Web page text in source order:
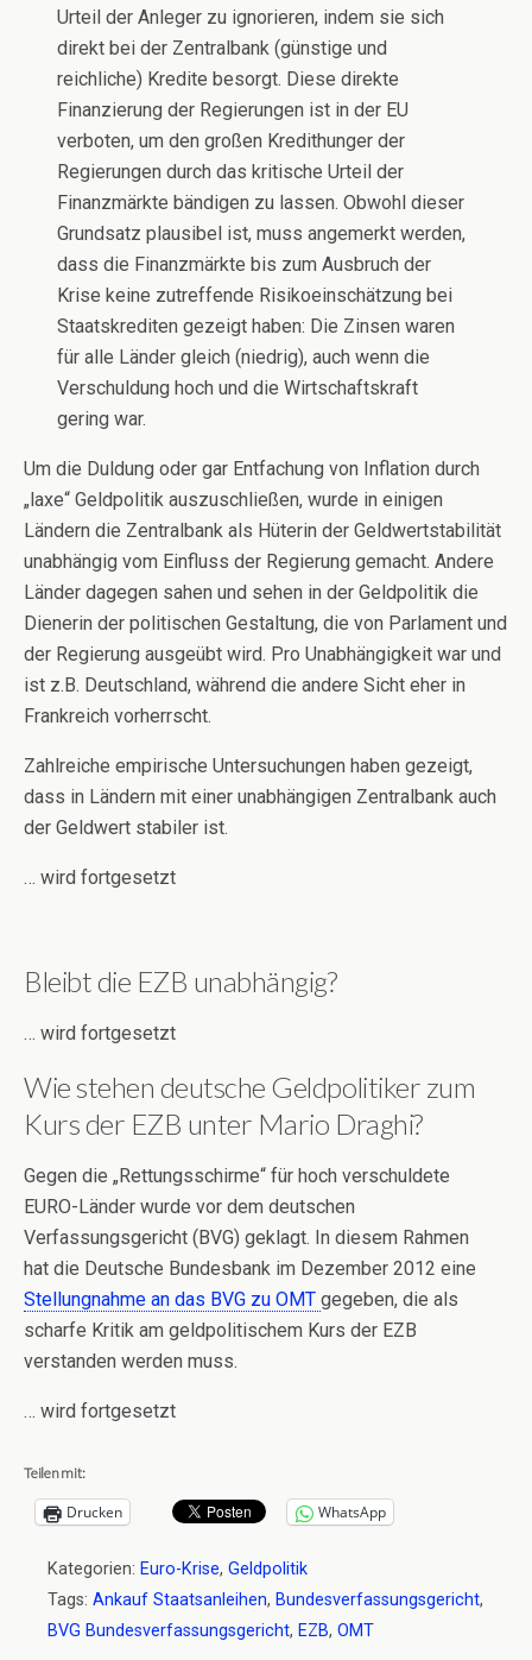
Urteil der Anleger zu ignorieren, indem sie sich
direkt bei der Zentralbank (günstige und
reichliche) Kredite besorgt. Diese direkte
Finanzierung der Regierungen ist in der EU
verboten, um den großen Kredithunger der
Regierungen durch das kritische Urteil der
Finanzmärkte bändigen zu lassen. Obwohl dieser
Grundsatz plausibel ist, muss angemerkt werden,
dass die Finanzmärkte bis zum Ausbruch der
Krise keine zutreffende Risikoeinschätzung bei
Staatskrediten gezeigt haben: Die Zinsen waren
für alle Länder gleich (niedrig), auch wenn die
Verschuldung hoch und die Wirtschaftskraft
gering war.
Um die Duldung oder gar Entfachung von Inflation durch
„laxe“ Geldpolitik auszuschließen, wurde in einigen
Ländern die Zentralbank als Hüterin der Geldwertstabilität
unabhängig vom Einfluss der Regierung gemacht. Andere
Länder dagegen sahen und sehen in der Geldpolitik die
Dienerin der politischen Gestaltung, die von Parlament und
der Regierung ausgeübt wird. Pro Unabhängigkeit war und
ist z.B. Deutschland, während die andere Sicht eher in
Frankreich vorherrscht.
Zahlreiche empirische Untersuchungen haben gezeigt,
dass in Ländern mit einer unabhängigen Zentralbank auch
der Geldwert stabiler ist.
… wird fortgesetzt
Bleibt die EZB unabhängig?
… wird fortgesetzt
Wie stehen deutsche Geldpolitiker zum
Kurs der EZB unter Mario Draghi?
Gegen die „Rettungsschirme“ für hoch verschuldete
EURO-Länder wurde vor dem deutschen
Verfassungsgericht (BVG) geklagt. In diesem Rahmen
hat die Deutsche Bundesbank im Dezember 2012 eine
Stellungnahme an das BVG zu OMT gegeben, die als
scharfe Kritik am geldpolitischem Kurs der EZB
verstanden werden muss.
… wird fortgesetzt
Teilen mit:
Drucken WhatsApp
Kategorien: Euro-Krise, Geldpolitik
Tags: Ankauf Staatsanleihen, Bundesverfassungsgericht,
BVG Bundesverfassungsgericht, EZB, OMT